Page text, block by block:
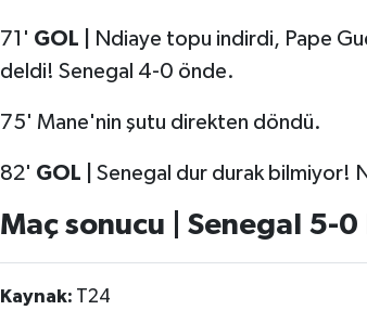
71' GOL |
Ndiaye topu indirdi, Pape
deldi! Senegal 4-0 önde.
75' Mane'nin şutu direkten döndü.
82' GOL | Senegal dur durak bilmiyor!
Maç sonucu | Senegal 5-0
Kaynak: T24